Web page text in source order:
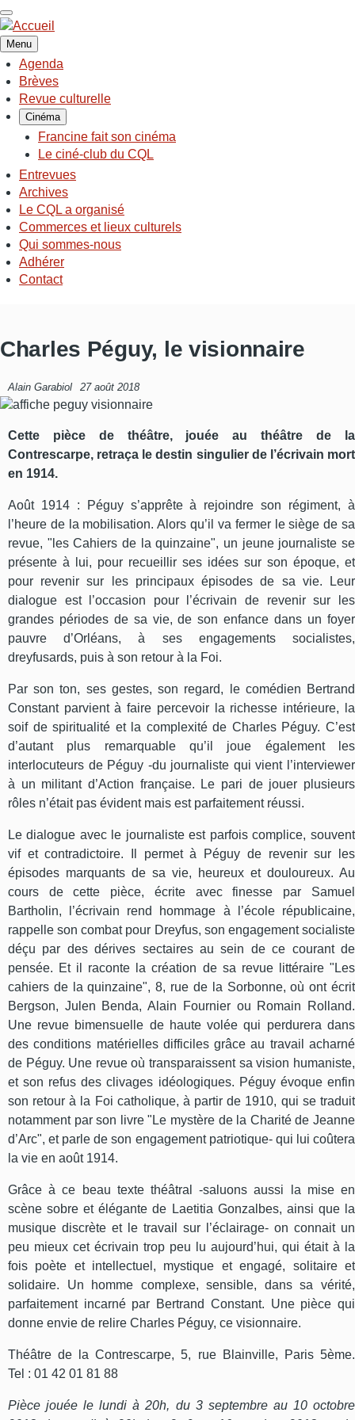
Aller
au
contenu
principal
Menu
NAVIGATION
PRINCIPALE
Agenda
Brèves
Revue culturelle
Cinéma
Francine fait son cinéma
Le ciné-club du CQL
Entrevues
Archives
Le CQL a organisé
Commerces et lieux culturels
Qui sommes-nous
Adhérer
Contact
Charles Péguy, le visionnaire
Alain Garabiol 27 août 2018
Cette pièce de théâtre, jouée au théâtre de la
Contrescarpe, retraça le destin singulier de l’écrivain mort
en 1914.
Août 1914 : Péguy s’apprête à rejoindre son régiment, à
l’heure de la mobilisation. Alors qu’il va fermer le siège de sa
revue, "les Cahiers de la quinzaine", un jeune journaliste se
présente à lui, pour recueillir ses idées sur son époque, et
pour revenir sur les principaux épisodes de sa vie. Leur
dialogue est l’occasion pour l’écrivain de revenir sur les
grandes périodes de sa vie, de son enfance dans un foyer
pauvre d’Orléans, à ses engagements socialistes,
dreyfusards, puis à son retour à la Foi.
Par son ton, ses gestes, son regard, le comédien Bertrand
Constant parvient à faire percevoir la richesse intérieure, la
soif de spiritualité et la complexité de Charles Péguy. C’est
d’autant plus remarquable qu’il joue également les
interlocuteurs de Péguy -du journaliste qui vient l’interviewer
à un militant d’Action française. Le pari de jouer plusieurs
rôles n’était pas évident mais est parfaitement réussi.
Le dialogue avec le journaliste est parfois complice, souvent
vif et contradictoire. Il permet à Péguy de revenir sur les
épisodes marquants de sa vie, heureux et douloureux. Au
cours de cette pièce, écrite avec finesse par Samuel
Bartholin, l’écrivain rend hommage à l’école républicaine,
rappelle son combat pour Dreyfus, son engagement socialiste
déçu par des dérives sectaires au sein de ce courant de
pensée. Et il raconte la création de sa revue littéraire "Les
cahiers de la quinzaine", 8, rue de la Sorbonne, où ont écrit
Bergson, Julen Benda, Alain Fournier ou Romain Rolland.
Une revue bimensuelle de haute volée qui perdurera dans
des conditions matérielles difficiles grâce au travail acharné
de Péguy. Une revue où transparaissent sa vision humaniste,
et son refus des clivages idéologiques. Péguy évoque enfin
son retour à la Foi catholique, à partir de 1910, qui se traduit
notamment par son livre "Le mystère de la Charité de Jeanne
d’Arc", et parle de son engagement patriotique- qui lui coûtera
la vie en août 1914.
Grâce à ce beau texte théâtral -saluons aussi la mise en
scène sobre et élégante de Laetitia Gonzalbes, ainsi que la
musique discrète et le travail sur l’éclairage- on connait un
peu mieux cet écrivain trop peu lu aujourd’hui, qui était à la
fois poète et intellectuel, mystique et engagé, solitaire et
solidaire. Un homme complexe, sensible, dans sa vérité,
parfaitement incarné par Bertrand Constant. Une pièce qui
donne envie de relire Charles Péguy, ce visionnaire.
Théâtre de la Contrescarpe, 5, rue Blainville, Paris 5ème.
Tel : 01 42 01 81 88
Pièce jouée le lundi à 20h, du 3 septembre au 10 octobre